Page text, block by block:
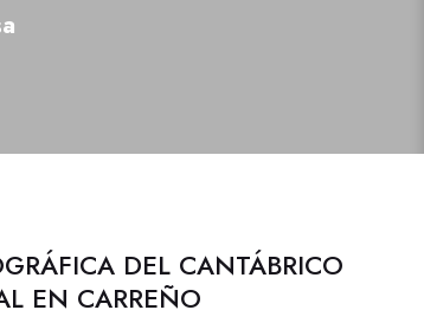
DEL CANTÁBRICO
EN CARREÑO